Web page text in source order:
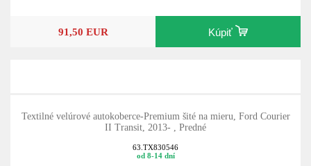
91,50 EUR Kúpiť
Textilné velúrové autokoberce-Premium šité na mieru, Ford Courier
II Transit, 2013- , Predné
63.TX830546
od 8-14 dní